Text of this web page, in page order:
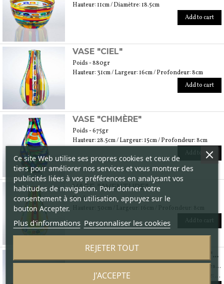
Hauteur: 11cm / Diamètre: 18.5cm
Add to cart
VASE "CIEL"
Poids - 880gr
Hauteur: 31cm / Largeur: 16cm / Profondeur: 8cm
Add to cart
VASE "CHIMÈRE"
Poids - 675gr
Hauteur: 28.5cm / Largeur: 15cm / Profondeur: 8cm
Add to cart
VASE "AVENTURE"
Poids - 850gr
Add to cart
SERVICE DE VERRES ET CARAFE "RÉDEMPTEUR"
Poids - Bicchiere singolo: 130gr / Caraffa: 620gr / Peso totale: 1370gr
VERRES - Hauteur: 9cm / Largeur: 9cm / Profondeur: 9cm CARAFE - Hauteur: 25cm / Largeur: 15cm / Profondeur: 15cm
Ce site Web utilise ses propres cookies et ceux de
tiers pour améliorer nos services et vous montrer des
publicités liées à vos préférences en analysant vos
habitudes de navigation. Pour donner votre
consentement à son utilisation, appuyez sur le
bouton Accepter.
Plus d'informations Personnaliser les cookies
REJETER TOUT
J'ACCEPTE